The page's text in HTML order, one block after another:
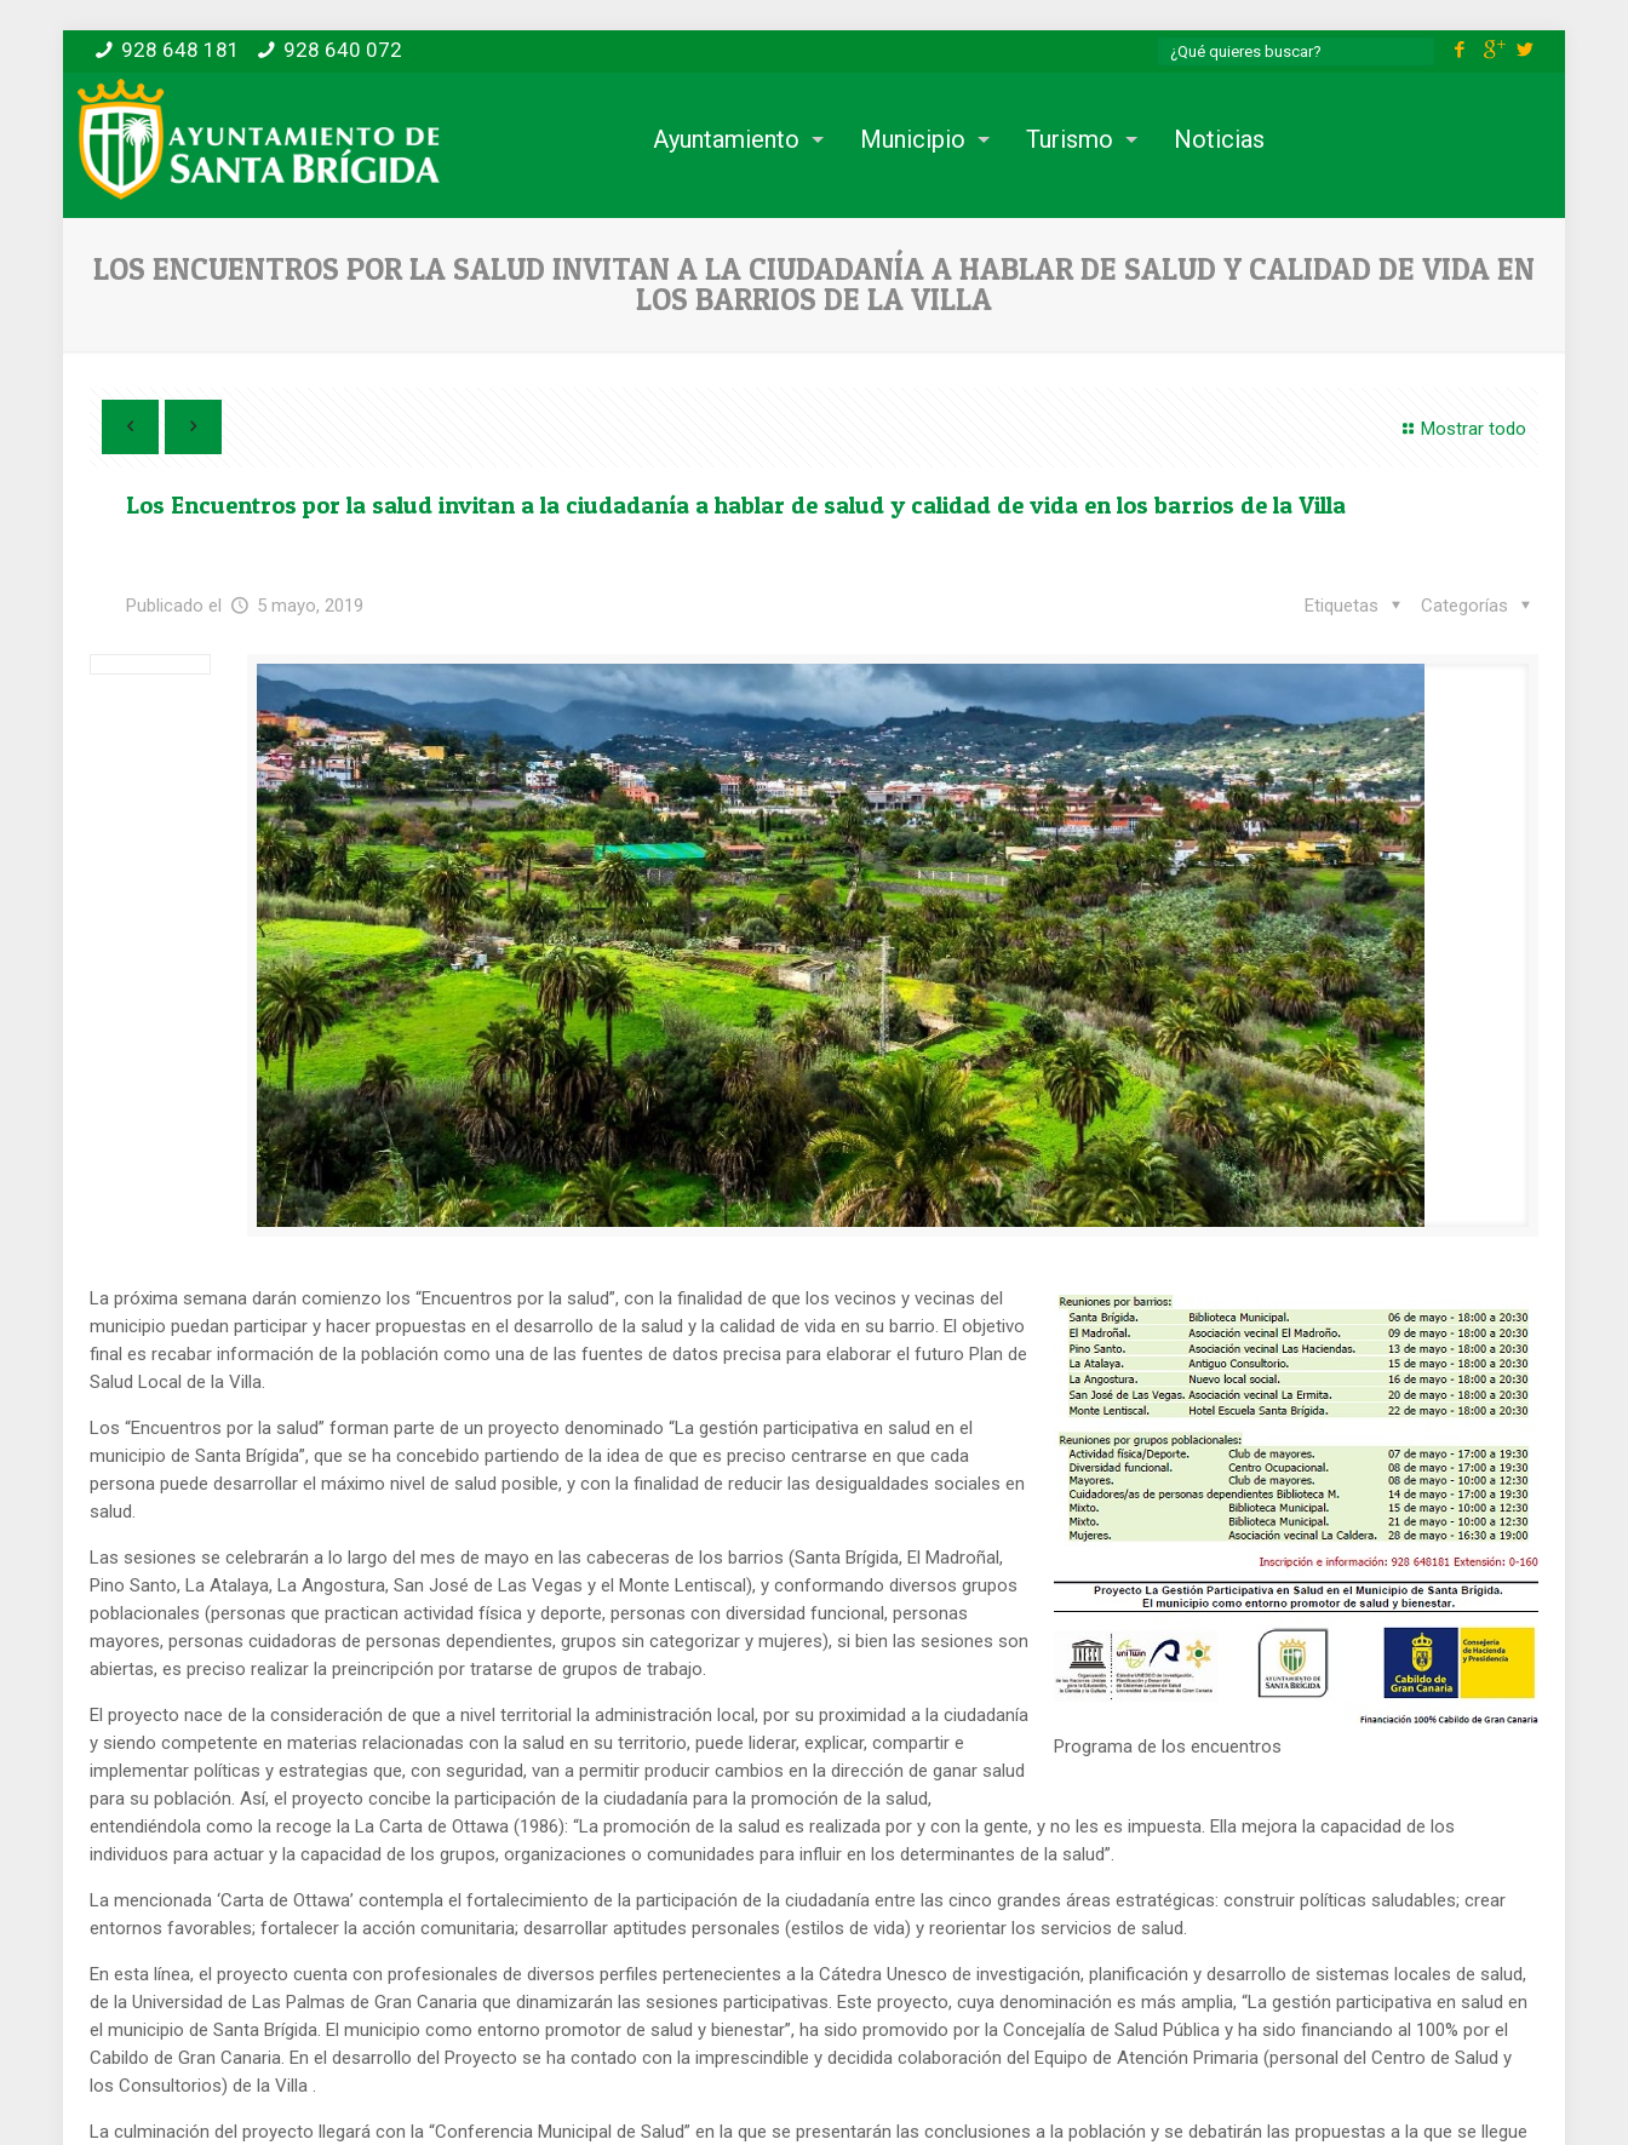
928 648 181 928 640 072
Ayuntamiento Municipio Turismo Noticias
LOS ENCUENTROS POR LA SALUD INVITAN A LA CIUDADANÍA A HABLAR DE SALUD Y CALIDAD DE VIDA EN
LOS BARRIOS DE LA VILLA
Mostrar todo
Los Encuentros por la salud invitan a la ciudadanía a hablar de salud y calidad de vida en los barrios de la Villa
Publicado el 5 mayo, 2019 Categorías
Etiquetas
Programa de los encuentros
La próxima semana darán comienzo los “Encuentros por la salud”, con la finalidad de que los vecinos y vecinas del
municipio puedan participar y hacer propuestas en el desarrollo de la salud y la calidad de vida en su barrio. El objetivo
final es recabar información de la población como una de las fuentes de datos precisa para elaborar el futuro Plan de
Salud Local de la Villa.
Los “Encuentros por la salud” forman parte de un proyecto denominado “La gestión participativa en salud en el
municipio de Santa Brígida”, que se ha concebido partiendo de la idea de que es preciso centrarse en que cada
persona puede desarrollar el máximo nivel de salud posible, y con la finalidad de reducir las desigualdades sociales en
salud.
Las sesiones se celebrarán a lo largo del mes de mayo en las cabeceras de los barrios (Santa Brígida, El Madroñal,
Pino Santo, La Atalaya, La Angostura, San José de Las Vegas y el Monte Lentiscal), y conformando diversos grupos
poblacionales (personas que practican actividad física y deporte, personas con diversidad funcional, personas
mayores, personas cuidadoras de personas dependientes, grupos sin categorizar y mujeres), si bien las sesiones son
abiertas, es preciso realizar la preincripción por tratarse de grupos de trabajo.
El proyecto nace de la consideración de que a nivel territorial la administración local, por su proximidad a la ciudadanía
y siendo competente en materias relacionadas con la salud en su territorio, puede liderar, explicar, compartir e
implementar políticas y estrategias que, con seguridad, van a permitir producir cambios en la dirección de ganar salud
para su población. Así, el proyecto concibe la participación de la ciudadanía para la promoción de la salud,
entendiéndola como la recoge la La Carta de Ottawa (1986): “La promoción de la salud es realizada por y con la gente, y no les es impuesta. Ella mejora la capacidad de los
individuos para actuar y la capacidad de los grupos, organizaciones o comunidades para influir en los determinantes de la salud”.
La mencionada ‘Carta de Ottawa’ contempla el fortalecimiento de la participación de la ciudadanía entre las cinco grandes áreas estratégicas: construir políticas saludables; crear
entornos favorables; fortalecer la acción comunitaria; desarrollar aptitudes personales (estilos de vida) y reorientar los servicios de salud.
En esta línea, el proyecto cuenta con profesionales de diversos perfiles pertenecientes a la Cátedra Unesco de investigación, planificación y desarrollo de sistemas locales de salud,
de la Universidad de Las Palmas de Gran Canaria que dinamizarán las sesiones participativas. Este proyecto, cuya denominación es más amplia, “La gestión participativa en salud en
el municipio de Santa Brígida. El municipio como entorno promotor de salud y bienestar”, ha sido promovido por la Concejalía de Salud Pública y ha sido financiando al 100% por el
Cabildo de Gran Canaria. En el desarrollo del Proyecto se ha contado con la imprescindible y decidida colaboración del Equipo de Atención Primaria (personal del Centro de Salud y
los Consultorios) de la Villa .
La culminación del proyecto llegará con la “Conferencia Municipal de Salud” en la que se presentarán las conclusiones a la población y se debatirán las propuestas a la que se llegue